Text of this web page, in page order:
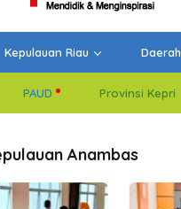
Kepulauan Riau Daerah
PAUD Provinsi Kepri
Anambas